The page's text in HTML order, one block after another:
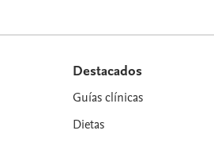
Destacados
Guías clínicas
Dietas